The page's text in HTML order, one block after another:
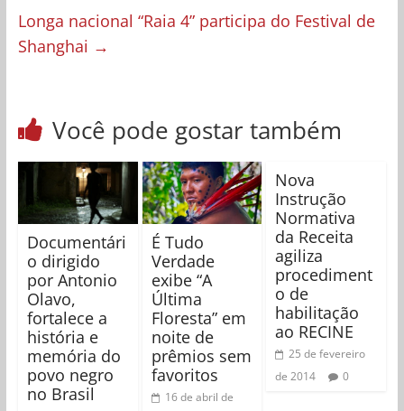
Longa nacional “Raia 4” participa do Festival de
Shanghai →
Você pode gostar também
Documentári
o dirigido
por Antonio
Olavo,
fortalece a
história e
memória do
povo negro
no Brasil
É Tudo
Verdade
exibe “A
Última
Floresta” em
noite de
prêmios sem
favoritos
16 de abril de
Nova
Instrução
Normativa
da Receita
agiliza
procediment
o de
habilitação
ao RECINE
25 de fevereiro
de 2014
0